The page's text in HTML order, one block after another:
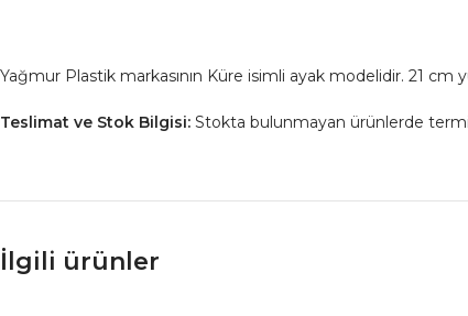
Yağmur Plastik markasının Küre isimli ayak modelidir. 21
Teslimat ve Stok Bilgisi: Stokta bulunmayan ürünlerde
İlgili ürünler